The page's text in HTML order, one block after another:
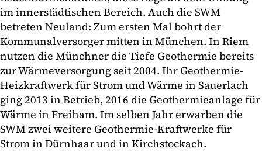
im innerstädtischen Bereich. Auch die SWM
betreten Neuland: Zum ersten Mal bohrt der
Kommunalversorger mitten in München. In Riem
nutzen die Münchner die Tiefe Geothermie bereits
zur Wärmeversorgung seit 2004. Ihr Geothermie-
Heizkraftwerk für Strom und Wärme in Sauerlach
ging 2013 in Betrieb, 2016 die Geothermieanlage für
Wärme in Freiham. Im selben Jahr erwarben die
SWM zwei weitere Geothermie-Kraftwerke für
Strom in Dürnhaar und in Kirchstockach.